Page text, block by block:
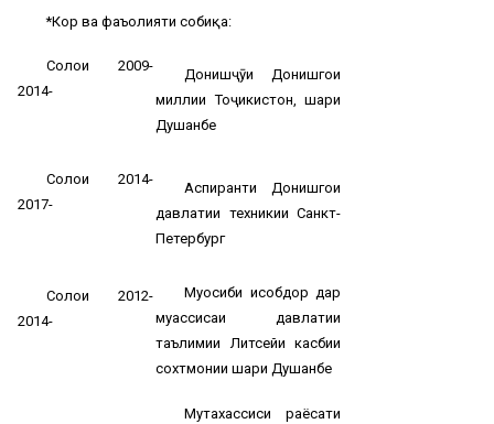
*Кор ва фаъолияти собиқа:
Солҳои 2009-
2014-
Донишҷӯи Донишгоҳи
миллии Тоҷикистон, шаҳри
Душанбе
Солҳои 2014-
2017-
Аспиранти Донишгоҳи
давлатии техникии Санкт-
Петербург
Солҳои 2012-
2014-
Муҳосиби ҳисобдор дар
муассисаи давлатии
таълимии Литсейи касбии
сохтмонии шаҳри Душанбе
Мутахассиси раёсати